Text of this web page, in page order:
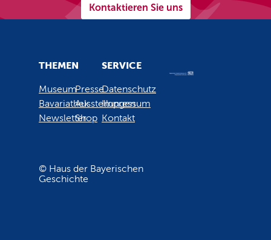
Kontaktieren Sie uns
THEMEN
Museum
Bavariathek
Newsletter
Presse
Ausstellungen
Shop
SERVICE
Datenschutz
Impressum
Kontakt
© Haus der Bayerischen
Geschichte